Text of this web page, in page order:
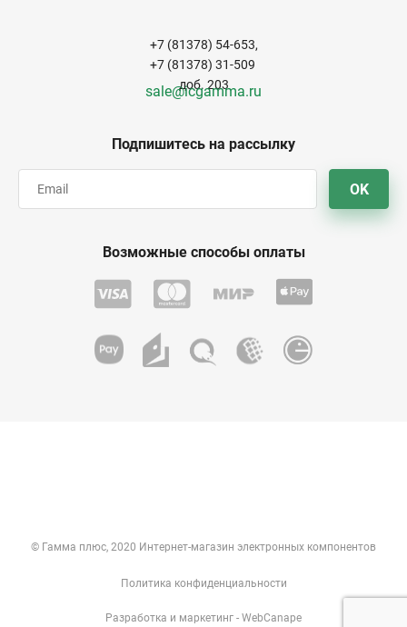
Подпишитесь на рассылку
OK
+7 (81378) 54-653,
+7 (81378) 31-509
доб. 203
sale@icgamma.ru
Возможные способы оплаты
© Гамма плюс, 2020 Интернет-магазин электронных компонентов
Политика конфиденциальности
Разработка и маркетинг - WebCanape